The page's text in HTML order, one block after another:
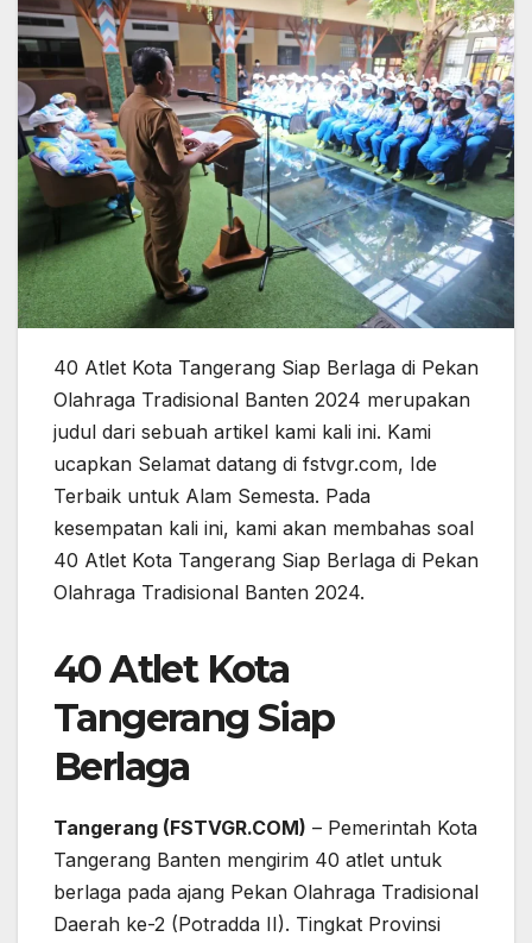
40 Atlet Kota Tangerang Siap Berlaga di Pekan
Olahraga Tradisional Banten 2024 merupakan
judul dari sebuah artikel kami kali ini. Kami
ucapkan Selamat datang di fstvgr.com, Ide
Terbaik untuk Alam Semesta. Pada
kesempatan kali ini, kami akan membahas soal
40 Atlet Kota Tangerang Siap Berlaga di Pekan
Olahraga Tradisional Banten 2024.
40 Atlet Kota
Tangerang Siap
Berlaga
Tangerang (FSTVGR.COM) – Pemerintah Kota
Tangerang Banten mengirim 40 atlet untuk
berlaga pada ajang Pekan Olahraga Tradisional
Daerah ke-2 (Potradda II). Tingkat Provinsi